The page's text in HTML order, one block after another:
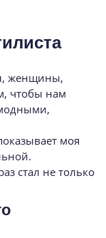
женщины,
чтобы нам
моя
стал не только